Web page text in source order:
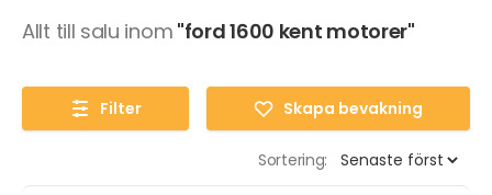
Allt till salu inom "ford 1600 kent motorer"
Filter Skapa bevakning
Sortering: